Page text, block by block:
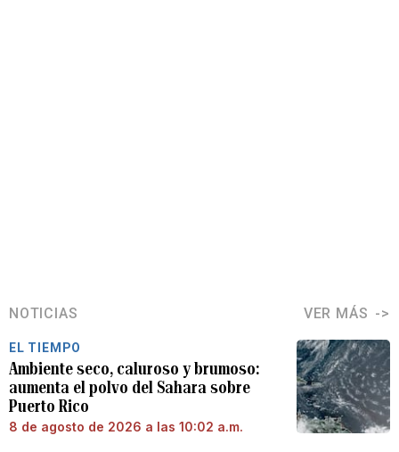
NOTICIAS VER MÁS
EL TIEMPO
Ambiente seco, caluroso y brumoso:
aumenta el polvo del Sahara sobre
Puerto Rico
8 de agosto de 2026 a las 10:02 a.m.